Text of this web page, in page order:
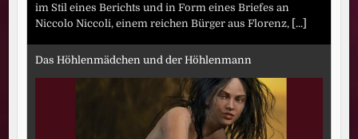
im Stil eines Berichts und in Form eines Briefes an
Niccolo Niccoli, einem reichen Bürger aus Florenz, [...]
Das Höhlenmädchen und der Höhlenmann